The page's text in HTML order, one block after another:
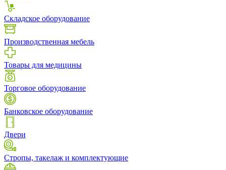
Складское оборудование
Производственная мебель
Товары для медицины
Торговое оборудование
Банковское оборудование
Двери
Стропы, такелаж и комплектующие